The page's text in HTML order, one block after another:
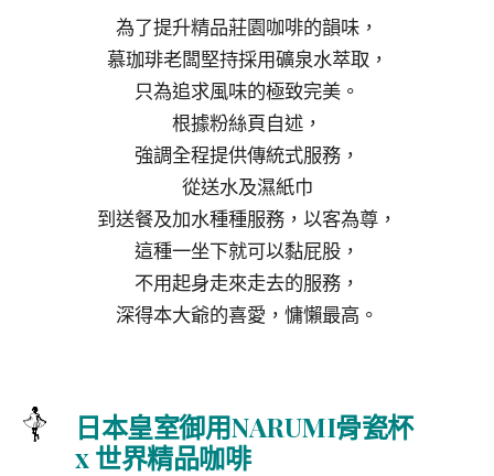
為了提升精品莊園咖啡的韻味，
慕珈琲老闆堅持採用礦泉水萃取，
只為追求風味的極致完美。
根據粉絲頁自述，
強調全程提供傳統式服務，
從送水及濕紙巾
到送餐及加水種種服務，以客為尊，
這種一坐下就可以黏屁股，
不用起身走來走去的服務，
深得本大爺的喜愛，慵懶最高。
日本皇室御用NARUMI骨瓷杯
x 世界精品咖啡